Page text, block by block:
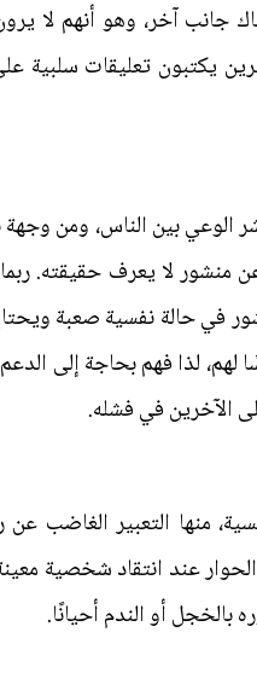
جانب آخر، وهو أنهم لا
يكتبون تعليقات
الوعي بين الناس، ومن
لا يعرف حقيقته.
في حالة نفسية صعبة
لذا فهم بحاجة إلى
الآخرين في فشله.
منها التعبير الغاضب
عند انتقاد شخصية
بالخجل أو الندم أحيانًا.